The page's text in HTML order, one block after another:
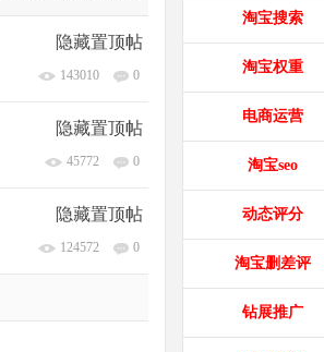
隐藏置顶帖
143010 0
隐藏置顶帖
45772 0
隐藏置顶帖
124572 0
淘宝搜索
淘宝权重
电商运营
淘宝seo
动态评分
淘宝删差评
钻展推广